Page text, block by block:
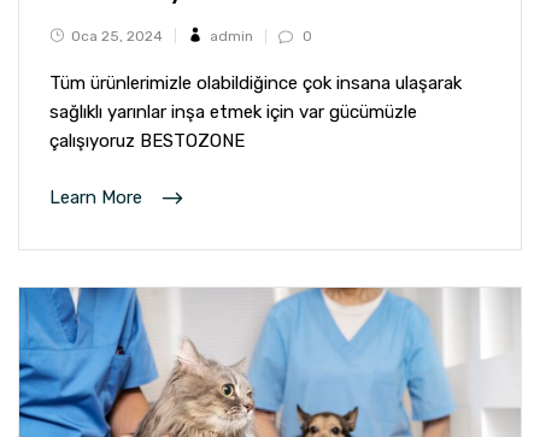
Oca 25, 2024 admin 0
Tüm ürünlerimizle olabildiğince çok insana ulaşarak
sağlıklı yarınlar inşa etmek için var gücümüzle
çalışıyoruz BESTOZONE
Learn More